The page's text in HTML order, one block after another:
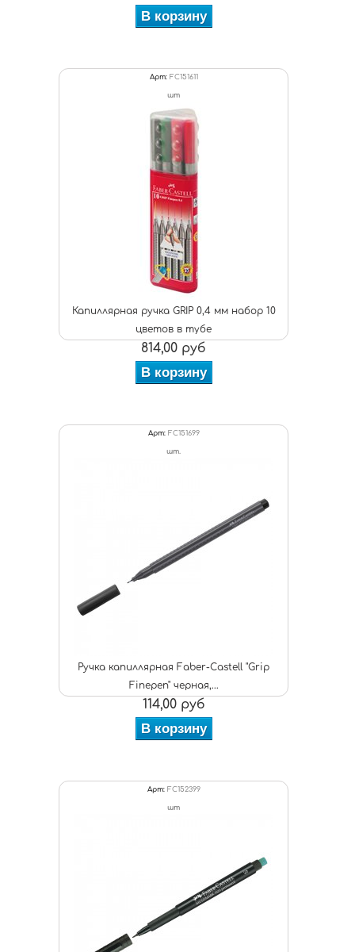
В корзину
Арт: FC151611
шт
Капиллярная ручка GRIP 0,4 мм набор 10
цветов в тубе
814,00 руб
В корзину
Арт: FC151699
шт.
Ручка капиллярная Faber-Castell "Grip
Finepen" черная,...
114,00 руб
В корзину
Арт: FC152399
шт